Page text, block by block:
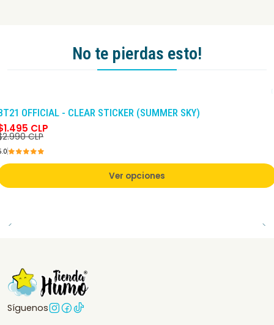
No te pierdas esto!
OFFICIAL - CLEAR STICKER (SUMMER SKY)
CLP
CLP
Ver opciones
Síguenos